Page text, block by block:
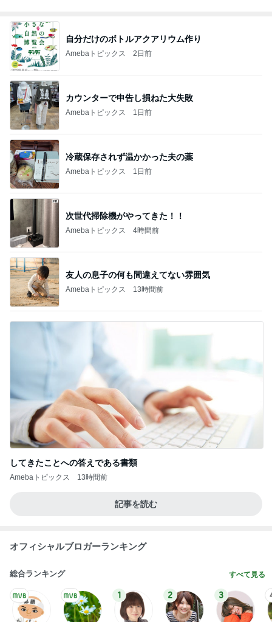
自分だけのボトルアクアリウム作り
Amebaトピックス 2日前
カウンターで申告し損ねた大失敗
Amebaトピックス 1日前
冷蔵保存されず温かかった夫の薬
Amebaトピックス 1日前
次世代掃除機がやってきた！！
Amebaトピックス 4時間前
友人の息子の何も間違えてない雰囲気
Amebaトピックス 13時間前
してきたことへの答えである書類
Amebaトピックス 13時間前
記事を読む
オフィシャルブロガーランキング
総合ランキング すべて見る
1 2 3